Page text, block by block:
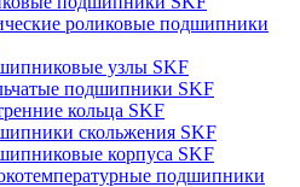
роликовые подшипники
узлы SKF
подшипники SKF
кольца SKF
скольжения SKF
корпуса SKF
подшипники